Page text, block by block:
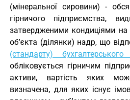
(мінеральної сировини) -
гірничого підприємства,
затвердженими кондиціями на
об’єкта (ділянки) надр, що
(стандарту)
обліковується гірничим
активи, вартість яких
визначена, для яких існує